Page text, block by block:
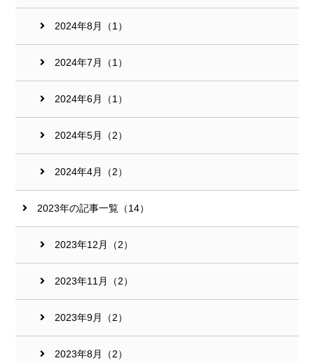
2024年8月（1）
2024年7月（1）
2024年6月（1）
2024年5月（2）
2024年4月（2）
2023年の記事一覧（14）
2023年12月（2）
2023年11月（2）
2023年9月（2）
2023年8月（2）